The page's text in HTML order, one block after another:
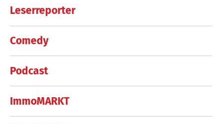
Leserreporter
Comedy
Podcast
ImmoMARKT